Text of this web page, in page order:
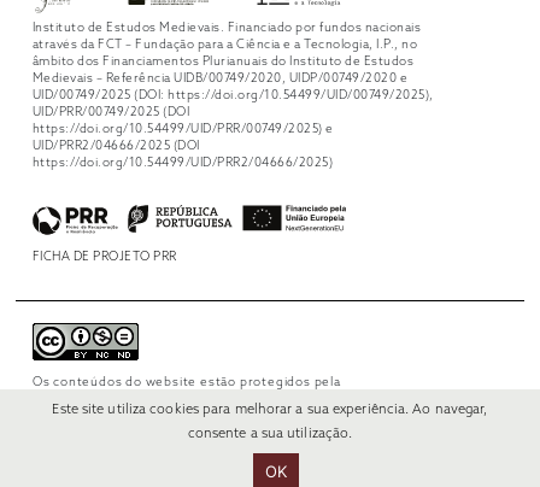
Instituto de Estudos Medievais. Financiado por fundos nacionais
através da FCT – Fundação para a Ciência e a Tecnologia, I.P., no
âmbito dos Financiamentos Plurianuais do Instituto de Estudos
Medievais – Referência UIDB/00749/2020, UIDP/00749/2020 e
UID/00749/2025 (DOI: https://doi.org/10.54499/UID/00749/2025),
UID/PRR/00749/2025 (DOI
https://doi.org/10.54499/UID/PRR/00749/2025) e
UID/PRR2/04666/2025 (DOI
https://doi.org/10.54499/UID/PRR2/04666/2025)
FICHA DE PROJETO PRR
Os conteúdos do website estão protegidos pela
NonCommercial-NoDerivs 4.0 International.
Este site utiliza cookies para melhorar a sua experiência. Ao navegar,
consente a sua utilização.
OK